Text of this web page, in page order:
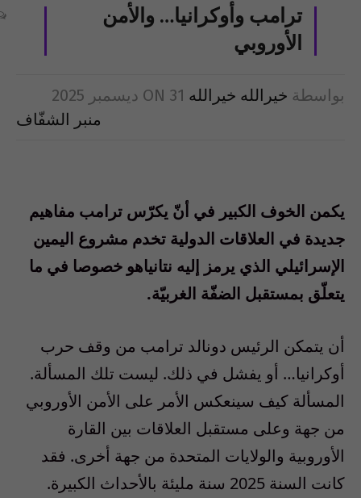
ترامب وأوكرانيا… والأمن
الأوروبي
بواسطة خيرالله خيرالله ON 31 ديسمبر 2025
منبر الشفّاف
يكمن الخوف الكبير في أنّ يكرّس ترامب مفاهيم
جديدة في العلاقات الدولية تخدم مشروع اليمين
الإسرائيلي الذي يرمز إليه نتانياهو خصوصا في ما
يتعلّق بمستقبل الضفّة الغربيّة.
أن يتمكن الرئيس دونالد ترامب من وقف حرب
أوكرانيا… أو يفشل في ذلك. ليست تلك المسألة.
المسألة كيف سينعكس الأمر على الأمن الأوروبي
من جهة وعلى مستقبل العلاقات بين القارة
الأوروبية والولايات المتحدة من جهة أخرى. فقد
كانت السنة 2025 سنة مليئة بالأحداث الكبيرة.